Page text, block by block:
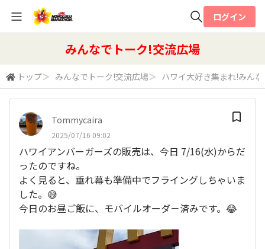
検索
ログイン
みんなでトーク!交流広場
トップ＞ みんなでトーク!交流広場＞ ハワイ大好き集まれ!みん
Tommycaira
2025/07/16 09:02
ハワイアンバーガーズの販売は、今日 7/16(水)からだ
ったのですね。
よく見ると、垂れ幕も準備中でフライングしちゃいま
した。😅
今日のお昼ご飯に、モバイルオーダ－済みです。😂